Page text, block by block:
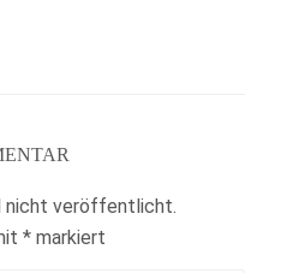
nicht veröffentlicht.
* markiert